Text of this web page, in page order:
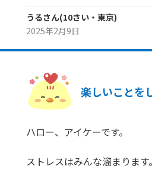
うるさん(10さい・ 東京)
2025年2月9日
楽しいことを
ハロー、アイケーです。
ストレスはみんな溜まります